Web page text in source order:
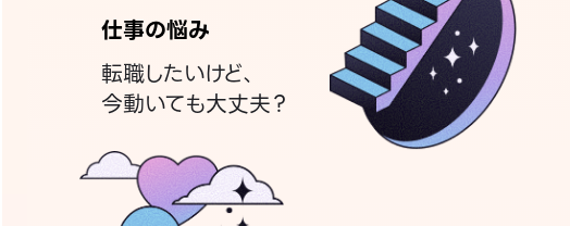
仕事の悩み
転職したいけど、
今動いても大丈夫？